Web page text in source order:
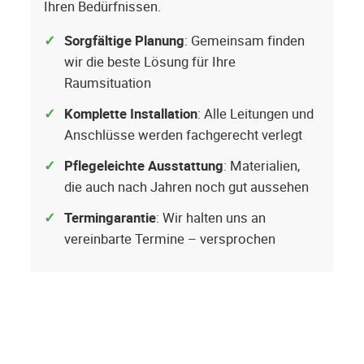
Ihren Bedürfnissen.
Sorgfältige Planung: Gemeinsam finden
wir die beste Lösung für Ihre
Raumsituation
Komplette Installation: Alle Leitungen und
Anschlüsse werden fachgerecht verlegt
Pflegeleichte Ausstattung: Materialien,
die auch nach Jahren noch gut aussehen
Termingarantie: Wir halten uns an
vereinbarte Termine – versprochen